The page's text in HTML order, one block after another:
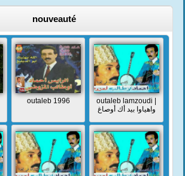
nouveauté
outaleb 1996
outaleb lamzoudi |
واهياوا بيد أك أوصاغ